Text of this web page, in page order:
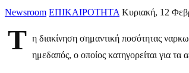
Newsroom ΕΠΙΚΑΙΡΟΤΗΤΑ Κυριακή, 12
Τ η διακίνηση σημαντική ποσότητας
ημεδαπός, ο οποίος κατηγορείται για